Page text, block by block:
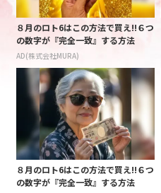
８月のロト6はこの方法で買え!!６つ
の数字が『完全一致』する方法
AD(株式会社MURA)
８月のロト6はこの方法で買え!!６つ
の数字が『完全一致』する方法